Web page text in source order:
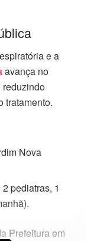
e a
avança no
reduzindo
tratamento.
Nova
pediatras, 1
Prefeitura em